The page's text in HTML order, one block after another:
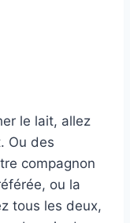
le lait, allez
Ou des
compagnon
ou la
tous les deux,